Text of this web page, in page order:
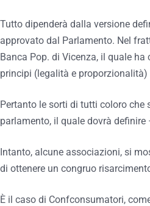
Tutto dipenderà dalla versione
approvato dal Parlamento. Nel
Banca Pop. di Vicenza, il quale
principi (legalità e proporzionalità)
Pertanto le sorti di tutti coloro che
parlamento, il quale dovrà
Intanto, alcune associazioni, si
di ottenere un congruo
È il caso di Confconsumatori,